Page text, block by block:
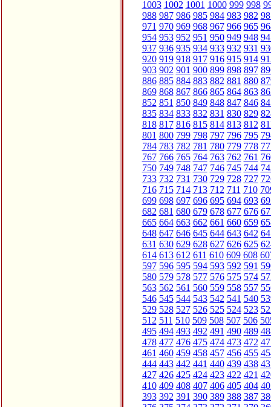
1003 1002 1001 1000 999 998
988 987 986 985 984 983 982
971 970 969 968 967 966 965
954 953 952 951 950 949 948
937 936 935 934 933 932 931
920 919 918 917 916 915 914
903 902 901 900 899 898 897
886 885 884 883 882 881 880
869 868 867 866 865 864 863
852 851 850 849 848 847 846
835 834 833 832 831 830 829
818 817 816 815 814 813 812
801 800 799 798 797 796 795
784 783 782 781 780 779 778
767 766 765 764 763 762 761
750 749 748 747 746 745 744
733 732 731 730 729 728 727
716 715 714 713 712 711 710
699 698 697 696 695 694 693
682 681 680 679 678 677 676
665 664 663 662 661 660 659
648 647 646 645 644 643 642
631 630 629 628 627 626 625
614 613 612 611 610 609 608
597 596 595 594 593 592 591
580 579 578 577 576 575 574
563 562 561 560 559 558 557
546 545 544 543 542 541 540
529 528 527 526 525 524 523
512 511 510 509 508 507 506
495 494 493 492 491 490 489
478 477 476 475 474 473 472
461 460 459 458 457 456 455
444 443 442 441 440 439 438
427 426 425 424 423 422 421
410 409 408 407 406 405 404
393 392 391 390 389 388 387